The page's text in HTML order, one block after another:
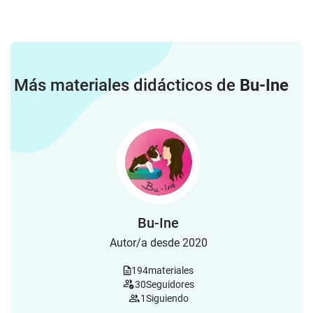
Más materiales didácticos de Bu-Ine
Bu-Ine
Autor/a desde 2020
194materiales
30Seguidores
1Siguiendo